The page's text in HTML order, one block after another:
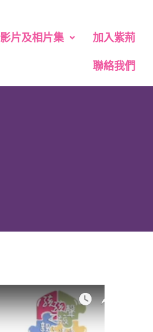
影片及相片集 加入紫荊
聯絡我們